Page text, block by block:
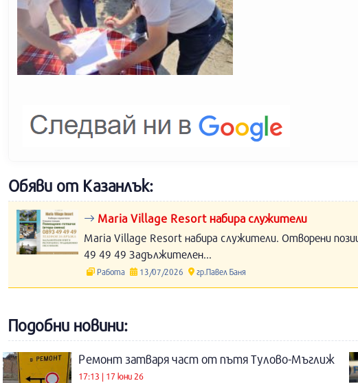
Обяви от Казанлък:
Maria Village Resort набира служители
Maria Village Resort набира служители. Отворени
49 49 49 Задължителен...
Работа 13/07/2026 гр.Павел Баня
Подобни новини:
Ремонт затваря част от пътя Тулово-Мъглиж
17:13 | 17 юни 26